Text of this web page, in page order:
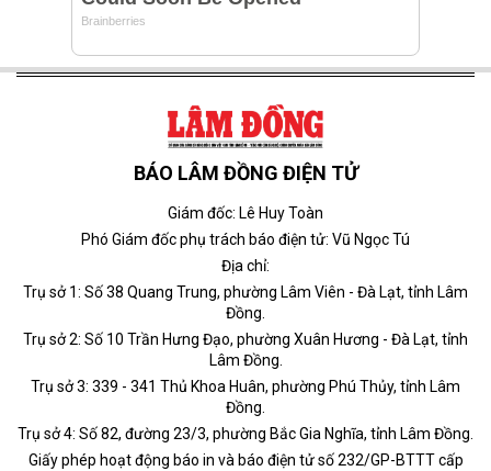
BÁO LÂM ĐỒNG ĐIỆN TỬ
Giám đốc: Lê Huy Toàn
Phó Giám đốc phụ trách báo điện tử: Vũ Ngọc Tú
Địa chỉ:
Trụ sở 1: Số 38 Quang Trung, phường Lâm Viên - Đà Lạt, tỉnh Lâm
Đồng.
Trụ sở 2: Số 10 Trần Hưng Đạo, phường Xuân Hương - Đà Lạt, tỉnh
Lâm Đồng.
Trụ sở 3: 339 - 341 Thủ Khoa Huân, phường Phú Thủy, tỉnh Lâm
Đồng.
Trụ sở 4: Số 82, đường 23/3, phường Bắc Gia Nghĩa, tỉnh Lâm Đồng.
Giấy phép hoạt động báo in và báo điện tử số 232/GP-BTTT cấp